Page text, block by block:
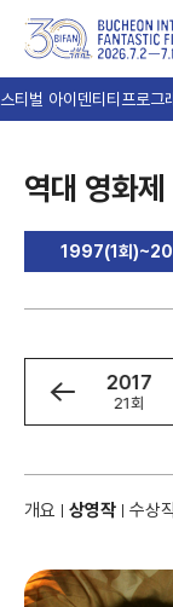
티벌 아이덴티티 프로그
역대 영화제
1997(1회
2018
22회
2017
21회
개요 상영작 수상